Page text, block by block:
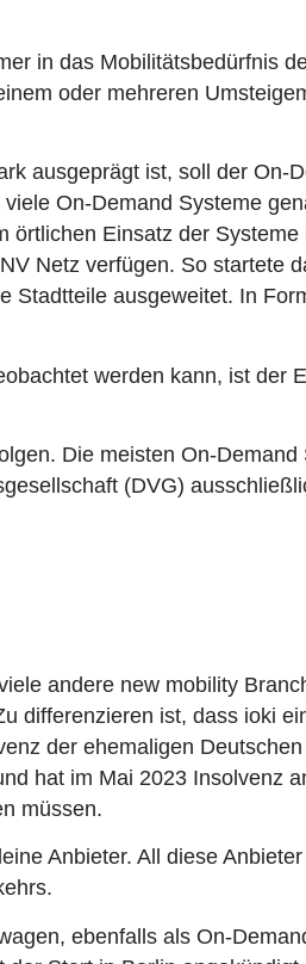
in das Mobilitätsbedürfnis
oder mehreren
ausgeprägt ist, soll der
On-Demand Systeme
Einsatz der
Netz verfügen. So startete
Stadtteile ausgeweitet. In
werden kann, ist der
Die meisten On-
(DVG)
andere new mobility
differenzieren ist, dass ioki
der ehemaligen
hat im Mai 2023 Insolvenz
müssen.
Anbieter. All diese
ebenfalls als On-